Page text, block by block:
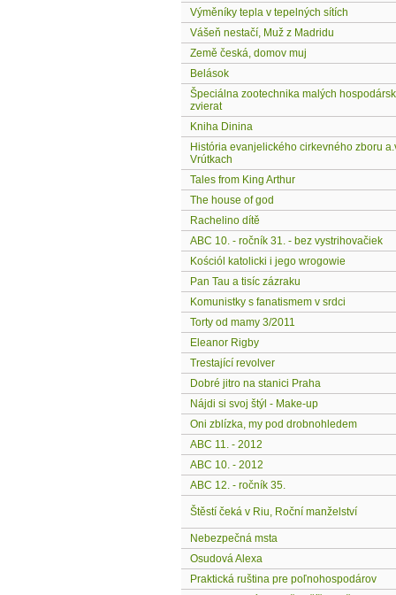
Výměníky tepla v tepelných sítích
Vášeň nestačí, Muž z Madridu
Země česká, domov muj
Belások
Špeciálna zootechnika malých
zvierat
Kniha Dinina
História evanjelického cirkevného zboru
Vrútkach
Tales from King Arthur
The house of god
Rachelino dítě
ABC 10. - ročník 31. - bez vystrihovačiek
Kościól katolicki i jego wrogowie
Pan Tau a tisíc zázraku
Komunistky s fanatismem v srdci
Torty od mamy 3/2011
Eleanor Rigby
Trestající revolver
Dobré jitro na stanici Praha
Nájdi si svoj štýl - Make-up
Oni zblízka, my pod drobnohledem
ABC 11. - 2012
ABC 10. - 2012
ABC 12. - ročník 35.
Štěstí čeká v Riu, Roční manželství
Nebezpečná msta
Osudová Alexa
Praktická ruština pre poľnohospodárov